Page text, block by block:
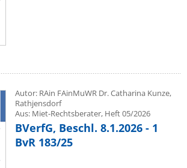
Autor: RAin FAinMuWR Dr. Catharina Kunze,
Rathjensdorf
Aus: Miet-Rechtsberater, Heft 05/2026
BVerfG, Beschl. 8.1.2026 - 1
BvR 183/25